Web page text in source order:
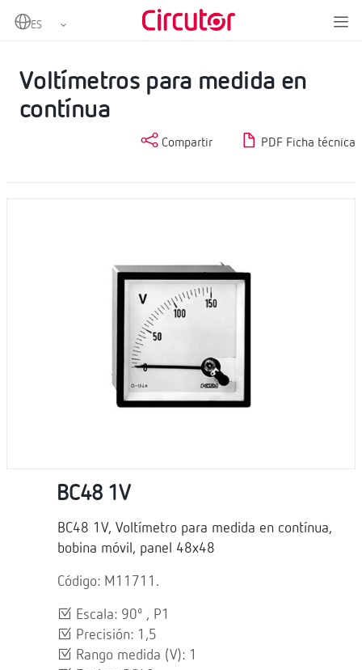
Home Instrumentación analógica
Voltímetros para medida en
contínua
Compartir PDF Ficha técnica
BC48 1V
BC48 1V, Voltímetro para medida en contínua,
bobina móvil, panel 48x48
Código: M11711.
Escala: 90º , P1
Precisión: 1,5
Rango medida (V): 1